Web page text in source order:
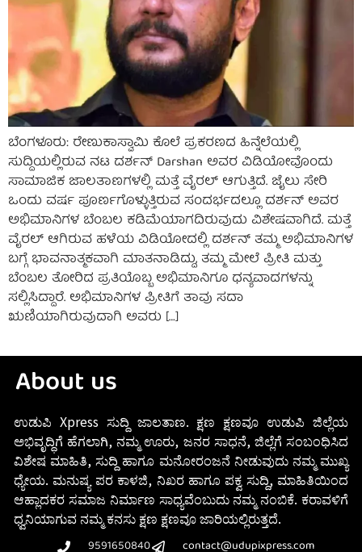
ಬೆಂಗಳೂರು: ರೇಣುಕಾಸ್ವಾಮಿ ಕೊಲೆ ಪ್ರಕರಣದ ಹಿನ್ನೆಲೆಯಲ್ಲಿ
ಸುದ್ದಿಯಲ್ಲಿರುವ ನಟ ದರ್ಶನ್ Darshan ಅವರ ವಿಡಿಯೋವೊಂದು
ಸಾಮಾಜಿಕ ಜಾಲತಾಣಗಳಲ್ಲಿ ಮತ್ತೆ ವೈರಲ್ ಆಗುತ್ತಿದೆ. ಜೈಲು ಸೇರಿ
ಒಂದು ವರ್ಷ ಪೂರ್ಣಗೊಳ್ಳುತ್ತಿರುವ ಸಂದರ್ಭದಲ್ಲೂ ದರ್ಶನ್ ಅವರ
ಅಭಿಮಾನಿಗಳ ಬೆಂಬಲ ಕಡಿಮೆಯಾಗದಿರುವುದು ವಿಶೇಷವಾಗಿದೆ. ಮತ್ತೆ
ವೈರಲ್ ಆಗಿರುವ ಹಳೆಯ ವಿಡಿಯೋದಲ್ಲಿ ದರ್ಶನ್ ತಮ್ಮ ಅಭಿಮಾನಿಗಳ
ಬಗ್ಗೆ ಭಾವನಾತ್ಮಕವಾಗಿ ಮಾತನಾಡಿದ್ದು, ತಮ್ಮ ಮೇಲೆ ಪ್ರೀತಿ ಮತ್ತು
ಬೆಂಬಲ ತೋರಿದ ಪ್ರತಿಯೊಬ್ಬ ಅಭಿಮಾನಿಗೂ ಧನ್ಯವಾದಗಳನ್ನು
ಸಲ್ಲಿಸಿದ್ದಾರೆ. ಅಭಿಮಾನಿಗಳ ಪ್ರೀತಿಗೆ ತಾವು ಸದಾ
ಋಣಿಯಾಗಿರುವುದಾಗಿ ಅವರು […]
About us
ಉಡುಪಿ Xpress ಸುದ್ದಿ ಜಾಲತಾಣ. ಕ್ಷಣ ಕ್ಷಣವೂ ಉಡುಪಿ ಜಿಲ್ಲೆಯ
ಅಭಿವೃದ್ಧಿಗೆ ಹೆಗಲಾಗಿ, ನಮ್ಮ ಊರು, ಜನರ ಸಾಧನೆ, ಜಿಲ್ಲೆಗೆ ಸಂಬಂಧಿಸಿದ
ವಿಶೇಷ ಮಾಹಿತಿ, ಸುದ್ದಿ ಹಾಗೂ ಮನೋರಂಜನೆ ನೀಡುವುದು ನಮ್ಮ ಮುಖ್ಯ
ಧ್ಯೇಯ. ಮನುಷ್ಯ ಪರ ಕಾಳಜಿ, ನಿಖರ ಹಾಗೂ ಪಕ್ವ ಸುದ್ದಿ, ಮಾಹಿತಿಯಿಂದ
ಆಹ್ಲಾದಕರ ಸಮಾಜ ನಿರ್ಮಾಣ ಸಾಧ್ಯವೆಂಬುದು ನಮ್ಮ ನಂಬಿಕೆ. ಕರಾವಳಿಗೆ
ಧ್ವನಿಯಾಗುವ ನಮ್ಮ ಕನಸು ಕ್ಷಣ ಕ್ಷಣವೂ ಜಾರಿಯಲ್ಲಿರುತ್ತದೆ.
9591650840
contact@udupixpress.com